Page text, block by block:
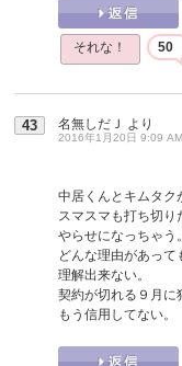
それな！ 50
43 名無しだＪ より
2016年1月20日 9:09 AM
中居くんとキムタク
スマスマも打ち切り
やらせになっちゃう。
どんな理由があっ
理解出来ない。
契約が切れる９月に
もう信用してない。